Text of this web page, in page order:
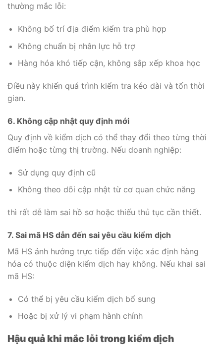
thường mắc lỗi:
Không bố trí địa điểm kiểm tra phù hợp
Không chuẩn bị nhân lực hỗ trợ
Hàng hóa khó tiếp cận, không sắp xếp khoa học
Điều này khiến quá trình kiểm tra kéo dài và tốn thời
gian.
6. Không cập nhật quy định mới
Quy định về kiểm dịch có thể thay đổi theo từng thời
điểm hoặc từng thị trường. Nếu doanh nghiệp:
Sử dụng quy định cũ
Không theo dõi cập nhật từ cơ quan chức năng
thì rất dễ làm sai hồ sơ hoặc thiếu thủ tục cần thiết.
7. Sai mã HS dẫn đến sai yêu cầu kiểm dịch
Mã HS ảnh hưởng trực tiếp đến việc xác định hàng
hóa có thuộc diện kiểm dịch hay không. Nếu khai sai
mã HS:
Có thể bị yêu cầu kiểm dịch bổ sung
Hoặc bị xử lý vi phạm hành chính
Hậu quả khi mắc lỗi trong kiểm dịch